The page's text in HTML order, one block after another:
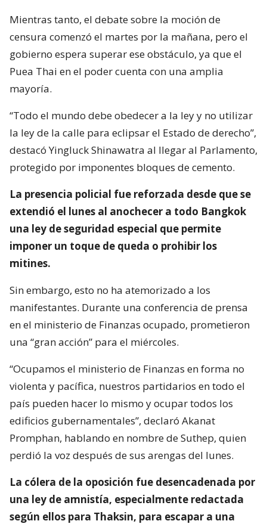
Mientras tanto, el debate sobre la moción de
censura comenzó el martes por la mañana, pero el
gobierno espera superar ese obstáculo, ya que el
Puea Thai en el poder cuenta con una amplia
mayoría.
“Todo el mundo debe obedecer a la ley y no utilizar
la ley de la calle para eclipsar el Estado de derecho”,
destacó Yingluck Shinawatra al llegar al Parlamento,
protegido por imponentes bloques de cemento.
La presencia policial fue reforzada desde que se
extendió el lunes al anochecer a todo Bangkok
una ley de seguridad especial que permite
imponer un toque de queda o prohibir los
mitines.
Sin embargo, esto no ha atemorizado a los
manifestantes. Durante una conferencia de prensa
en el ministerio de Finanzas ocupado, prometieron
una “gran acción” para el miércoles.
“Ocupamos el ministerio de Finanzas en forma no
violenta y pacífica, nuestros partidarios en todo el
país pueden hacer lo mismo y ocupar todos los
edificios gubernamentales”, declaró Akanat
Promphan, hablando en nombre de Suthep, quien
perdió la voz después de sus arengas del lunes.
La cólera de la oposición fue desencadenada por
una ley de amnistía, especialmente redactada
según ellos para Thaksin, para escapar a una